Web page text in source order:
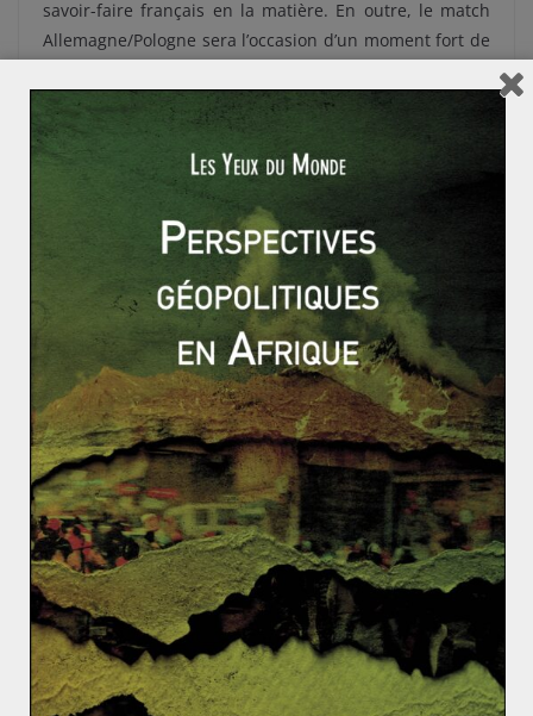
savoir-faire français en la matière. En outre, le match
Allemagne/Pologne sera l’occasion d’un moment fort de
Weimar », un forum trilatéral de dialogue et d’échanges
entre l’Allemagne, la France et la Pologne. Quant au
match d’ouverture France/Roumanie, il permettra à la
France de recevoir le Premier ministre roumain afin de
renforcer le partenariat stratégique franco-roumain
signé en 2008 et renouvelé en 2013.
Enfin, l’Euro 2016 constitue une véritable vitrine de la
filière française du sport et favorise l’exportation du
savoir-faire français (construction des stades, savoir-
faire organisationnel). Sans oublier que l’Euro 2016
ressemble fort à un galop d’essai en vue de la
candidature de Paris pour les Jeux Olympiques de
2024.
Violation de l’Etat de droit : que risque véritablement
la Pologne ?
La reconnaissance du génocide arménien trouble les
relations turco-allemandes